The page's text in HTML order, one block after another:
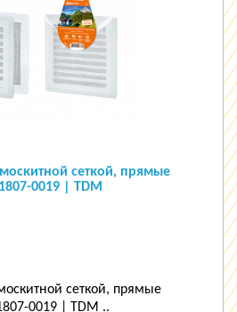
сеткой, прямые
0019 | TDM
сеткой, прямые
0019 | TDM ..